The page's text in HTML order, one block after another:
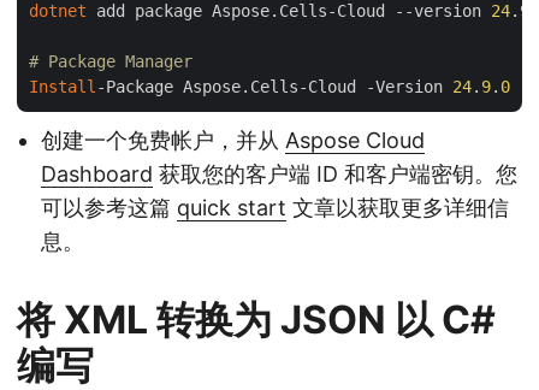
dotnet add package Aspose.Cells-Cloud --version 24. 9
# Package Manager
Install -Package Aspose.Cells-Cloud -Version 24. 9. 0
创建一个免费帐户，并从 Aspose Cloud
Dashboard 获取您的客户端 ID 和客户端密钥。您
可以参考这篇 quick start 文章以获取更多详细信
息。
将 XML 转换为 JSON 以 C#
编写